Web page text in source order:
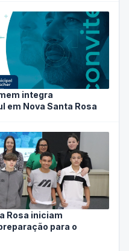
integra
Nova Santa Rosa
Rosa iniciam
para o